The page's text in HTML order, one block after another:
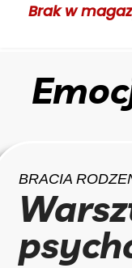
Brak w
BRACIA